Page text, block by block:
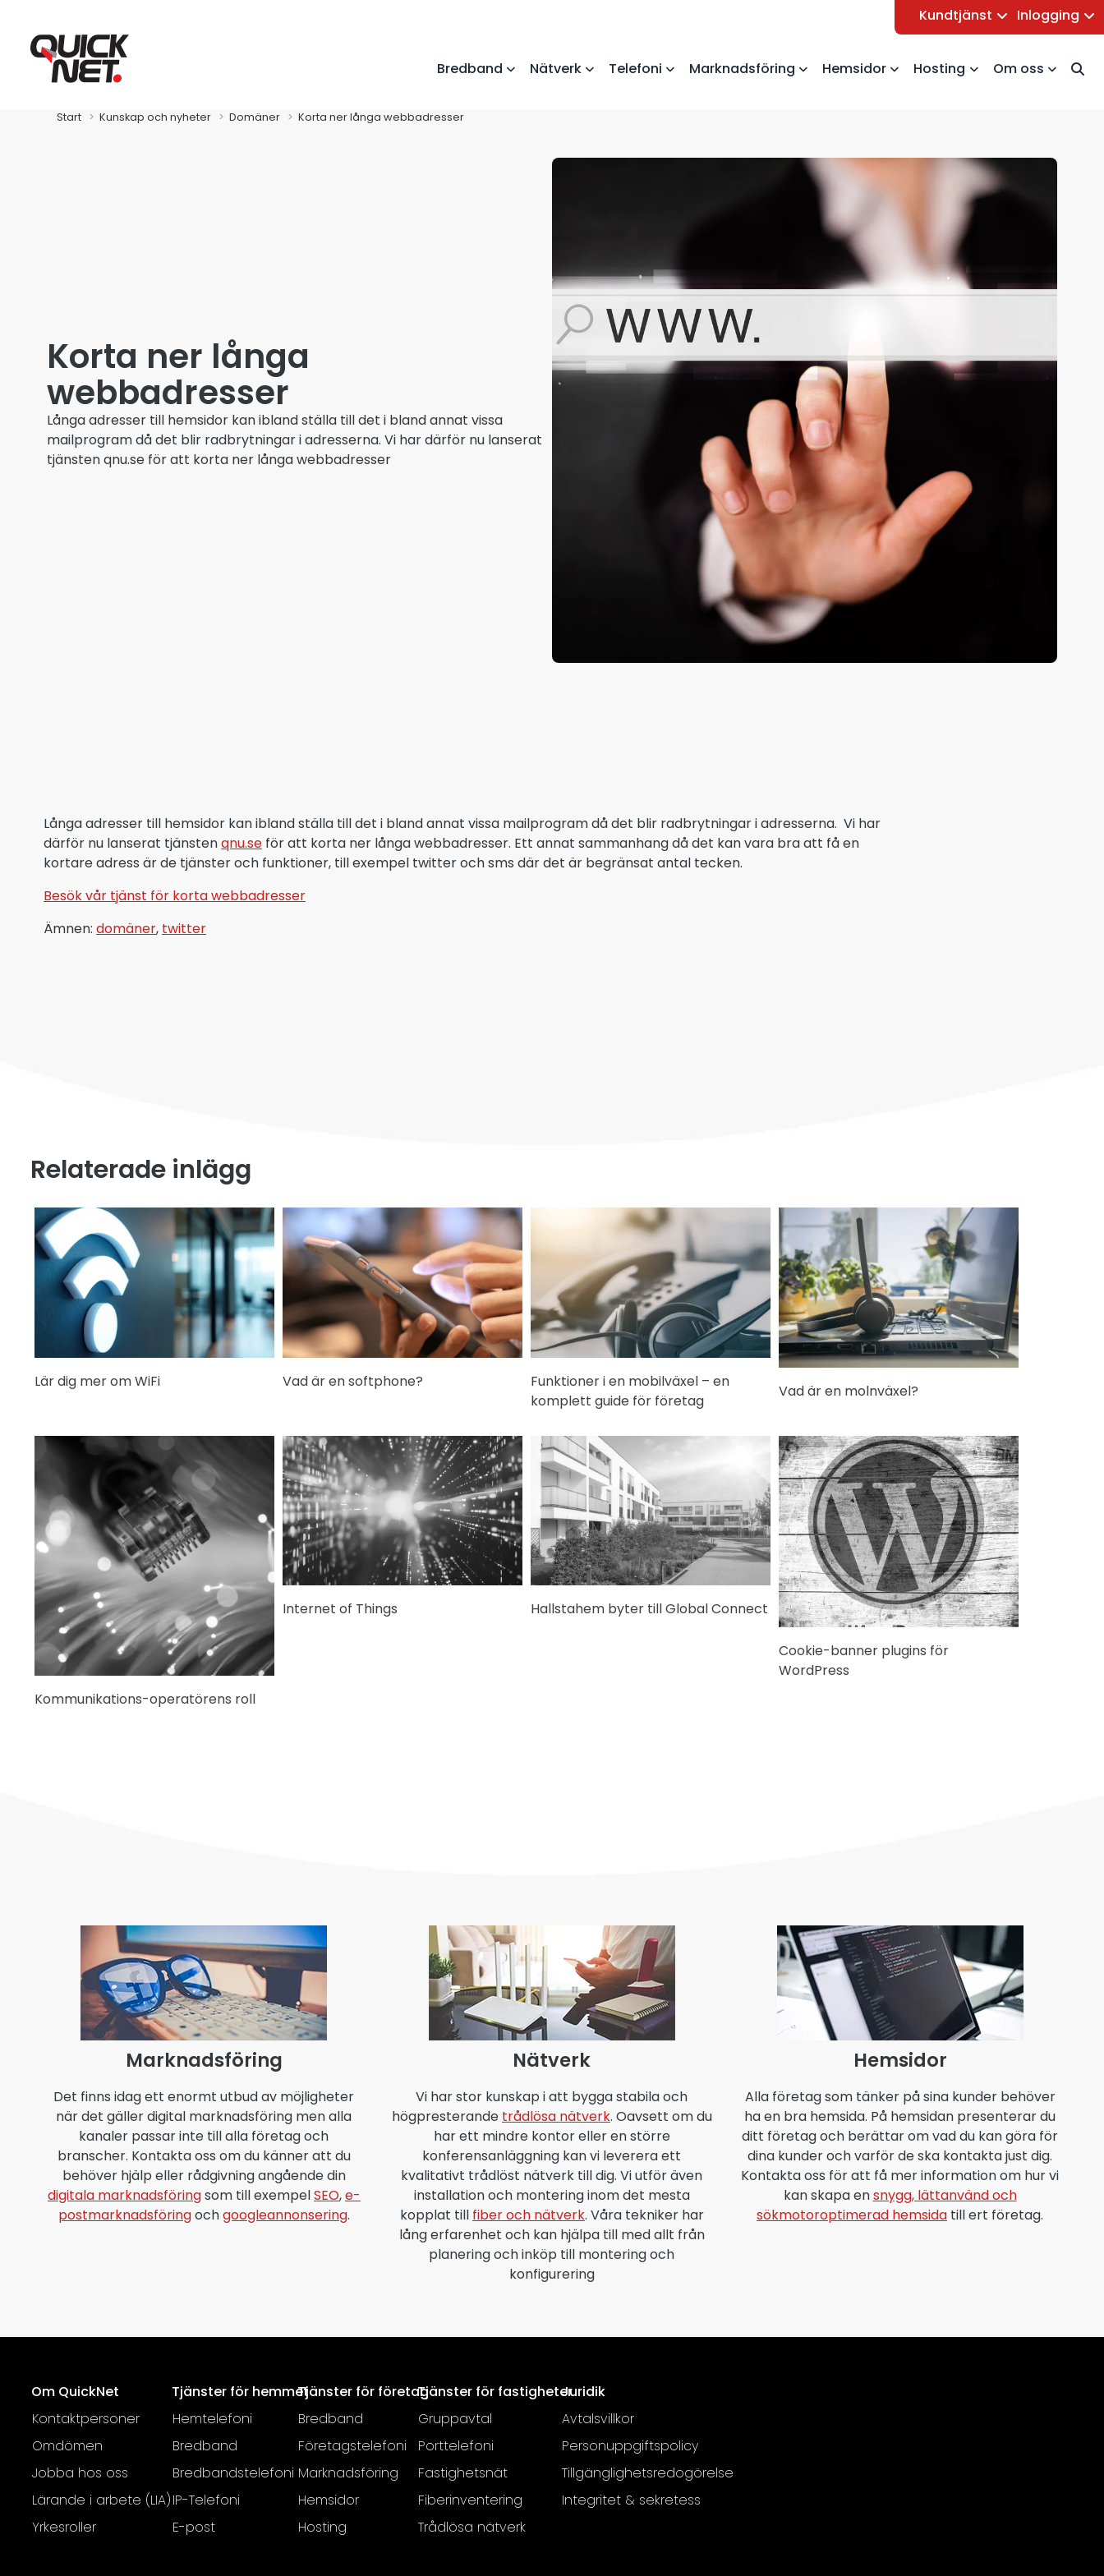
Kundtjänst Inlogging
Bredband
Zitius
Nätverk Telefoni Marknadsföring Hemsidor Hosting Om oss
Start Kunskap och nyheter Domäner Korta ner långa webbadresser
Korta ner långa
webbadresser
Långa adresser till hemsidor kan ibland ställa till det i bland annat vissa
mailprogram då det blir radbrytningar i adresserna. Vi har därför nu lanserat
tjänsten qnu.se för att korta ner långa webbadresser
Långa adresser till hemsidor kan ibland ställa till det i bland annat vissa mailprogram då det blir radbrytningar i adresserna. Vi har
därför nu lanserat tjänstenqnu.se för att korta ner långa webbadresser. Ett annat sammanhang då det kan vara bra att få en
kortare adress är de tjänster och funktioner, till exempel twitter och sms där det är begränsat antal tecken.
Besök vår tjänst för korta webbadresser
Ämnen: domäner, twitter
Relaterade inlägg
Lär dig mer om WiFi Vad är en softphone?
Funktioner i en mobilväxel – en
komplett guide för företag
Vad är en molnväxel?
Kommunikations-operatörens roll
Internet of Things Hallstahem byter till Global Connect
Cookie-banner plugins för
WordPress
Marknadsföring
Det finns idag ett enormt utbud av möjligheter
när det gäller digital marknadsföring men alla
kanaler passar inte till alla företag och
branscher. Kontakta oss om du känner att du
behöver hjälp eller rådgivning angående din
digitala marknadsföringsom till exempelSEO,e-
postmarknadsföringochgoogleannonsering.
Nätverk
Vi har stor kunskap i att bygga stabila och
högpresterande trådlösa nätverk. Oavsett om du
har ett mindre kontor eller en större
konferensanläggning kan vi leverera ett
kvalitativt trådlöst nätverk till dig. Vi utför även
installation och montering inom det mesta
kopplat till fiber och nätverk. Våra tekniker har
lång erfarenhet och kan hjälpa till med allt från
planering och inköp till montering och
konfigurering
Hemsidor
Alla företag som tänker på sina kunder behöver
ha en bra hemsida. På hemsidan presenterar du
ditt företag och berättar om vad du kan göra för
dina kunder och varför de ska kontakta just dig.
Kontakta oss för att få mer information om hur vi
kan skapa ensnygg, lättanvänd och
sökmotoroptimerad hemsida till ert företag.
Om QuickNet
Kontaktpersoner
Omdömen
Jobba hos oss
Lärande i arbete (LIA)
Yrkesroller
Tjänster för hemmet
Hemtelefoni
Bredband
Bredbandstelefoni
IP-Telefoni
E-post
Tjänster för företag
Bredband
Företagstelefoni
Marknadsföring
Hemsidor
Hosting
Tjänster för fastigheter
Gruppavtal
Porttelefoni
Fastighetsnät
Fiberinventering
Trådlösa nätverk
Juridik
Avtalsvillkor
Personuppgiftspolicy
Tillgänglighetsredogörelse
Integritet & sekretess